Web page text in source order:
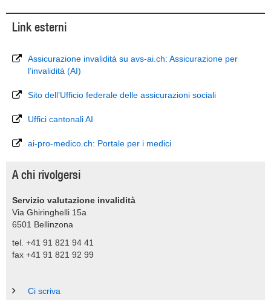
Link esterni
Assicurazione invalidità su avs-ai.ch: Assicurazione per
l’invalidità (AI)
Sito dell’Ufficio federale delle assicurazioni sociali
Uffici cantonali AI
ai-pro-medico.ch: Portale per i medici
A chi rivolgersi
Servizio valutazione invalidità
Via Ghiringhelli 15a
6501 Bellinzona
tel. +41 91 821 94 41
fax +41 91 821 92 99
Ci scriva